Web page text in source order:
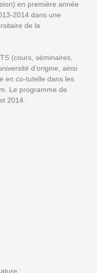
en première année
2014 dans une
de la
(cours, séminaires,
d’origine, ainsi
en co-tutelle dans les
Le programme de
2014.
: